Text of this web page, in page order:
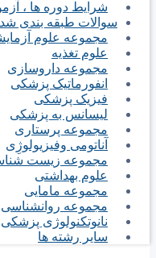
شرایط دوره ها ،
سوالات طبقه بندی
مجموعه علوم
علوم تغذیه
مجموعه داروسازی
انفورماتیک پزشکی
فیزیک پزشکی
لیسانس به پزشکی
مجموعه پرستاری
آناتومی وفیزیولوژِی
مجموعه زیست
علوم بهداشتی
مجموعه مامایی
مجموعه روانشناسی
نانوتکنولوژی پزشکی
سایر رشته ها